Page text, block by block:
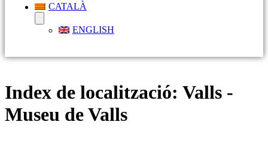
CATALÀ
ENGLISH
Index de localització: Valls -
Museu de Valls